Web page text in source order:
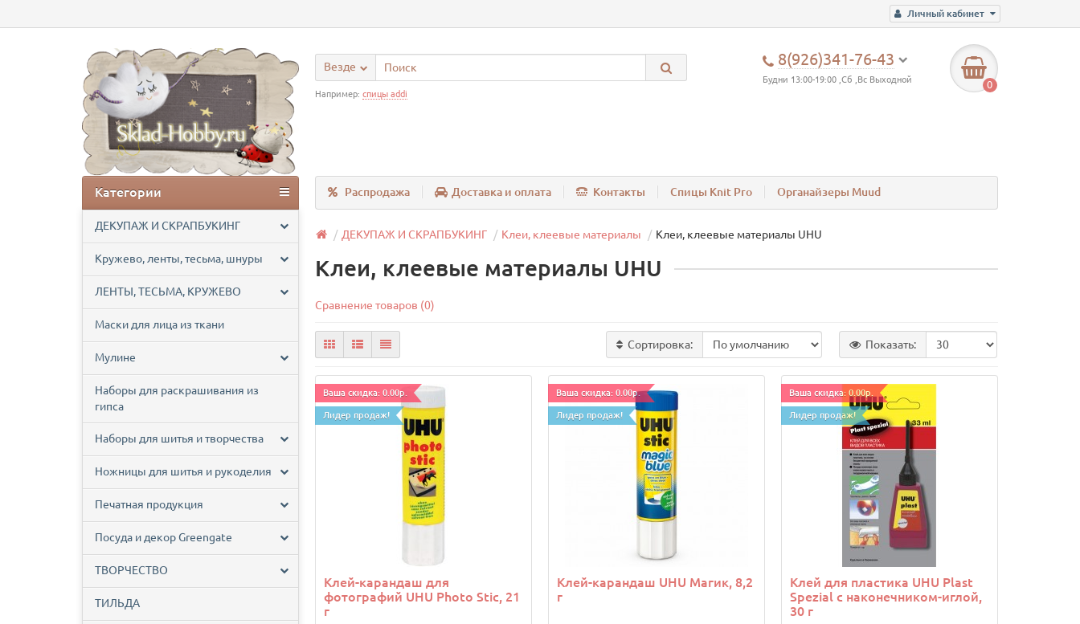
Личный кабинет
8(926)341-76-43
Будни 13:00-19:00 ,Сб ,Вс Выходной 0
Везде
Например: спицы addi
Распродажа Доставка и оплата Контакты Спицы Knit Pro Органайзеры Muud
Категории
ДЕКУПАЖ И СКРАПБУКИНГ
Кружево, ленты, тесьма, шнуры
ЛЕНТЫ, ТЕСЬМА, КРУЖЕВО
Маски для лица из ткани
Мулине
Наборы для раскрашивания из
гипса
Наборы для шитья и творчества
Ножницы для шитья и рукоделия
Печатная продукция
Посуда и декор Greengate
ТВОРЧЕСТВО
ТИЛЬДА
ДЕКУПАЖ И СКРАПБУКИНГ Клеи, клеевые материалы Клеи, клеевые материалы UHU
Клеи, клеевые материалы UHU
Сравнение товаров (0)
Сортировка: Показать:
Ваша скидка: 0.00р.
Лидер продаж!
Клей-карандаш для
фотографий UHU Photo Stic, 21
г
Ваша скидка: 0.00р.
Лидер продаж!
Клей-карандаш UHU Магик, 8,2
г
Ваша скидка: 0.00р.
Лидер продаж!
Клей для пластика UHU Plast
Spezial с наконечником-иглой,
30 г